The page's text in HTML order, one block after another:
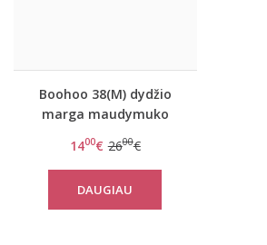
Boohoo 38(M) dydžio
marga maudymuko
Leopard
1400€ 2600€
DAUGIAU